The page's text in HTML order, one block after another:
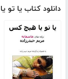
دانلود کتاب یا